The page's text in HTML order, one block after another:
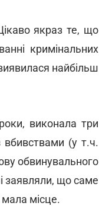
якраз те, що
кримінальних
найбільш
виконала три
вбивствами (у т.ч.
обвинувального
заявляли, що саме
мала місце.